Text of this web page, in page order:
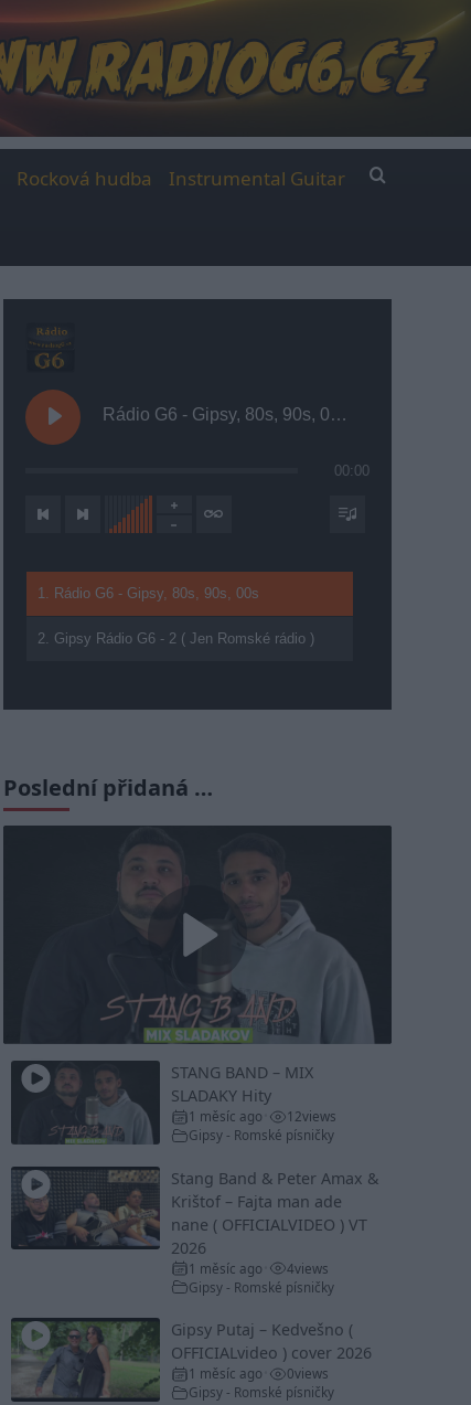
Rocková hudba Instrumental Guitar
Rádio G6 - Gipsy, 80s, 90s, 00s
00:00
1. Rádio G6 - Gipsy, 80s, 90s, 00s
2. Gipsy Rádio G6 - 2 ( Jen Romské rádio )
Poslední přidaná …
Play
Video
STANG BAND – MIX
SLADAKY Hity
1 měsíc ago 12views
Gipsy - Romské písničky
Stang Band & Peter Amax &
Krištof – Fajta man ade
nane ( OFFICIALVIDEO ) VT
2026
1 měsíc ago 4views
Gipsy - Romské písničky
Gipsy Putaj – Kedvešno (
OFFICIALvideo ) cover 2026
1 měsíc ago 0views
Gipsy - Romské písničky